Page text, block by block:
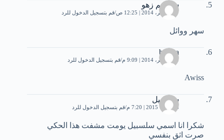
سمسم زهو
27 نوفمبر، 2014 | 12:25 ص قم بتسجيل الدخول للرد
سهر ووائل
basma
29 نوفمبر، 2014 | 9:09 م قم بتسجيل الدخول للرد
Awiss
سلسبيل
8 أكتوبر، 2015 | 7:20 م قم بتسجيل الدخول للرد
شكرا انا اسمي سلسبيل يومت مشفت هذا الحكي
صرت اثق بنفسي